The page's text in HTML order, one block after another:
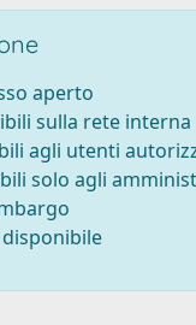
aperto
sulla rete interna
agli utenti
solo agli